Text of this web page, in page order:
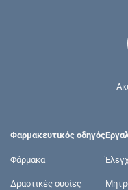
Φαρμακευτικός οδηγός
Φάρμακα
Δραστικές ουσίες